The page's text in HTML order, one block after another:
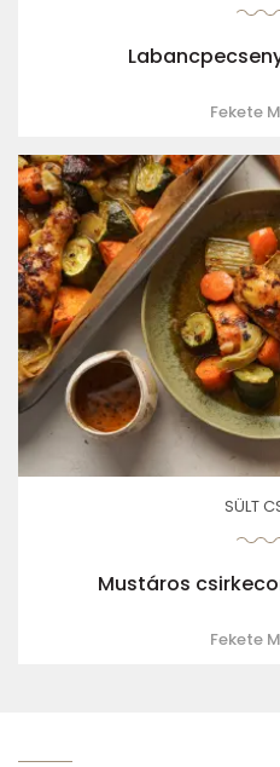
Fekete
SÜLT
Mustáros
Fekete